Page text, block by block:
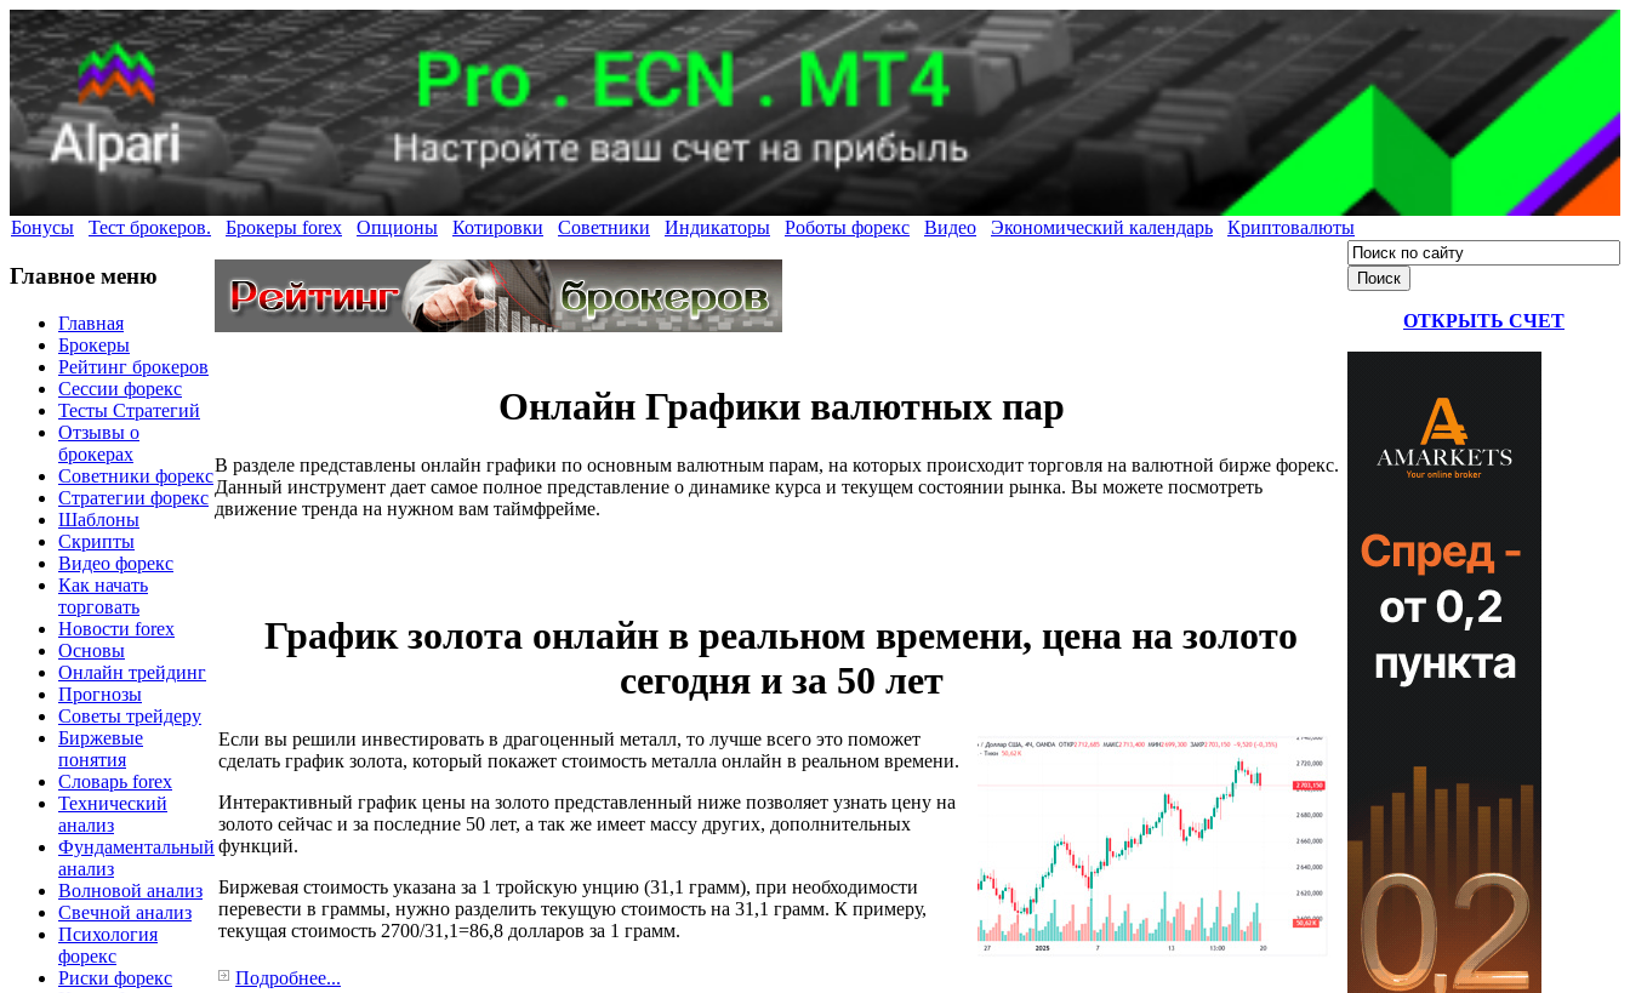
Бонусы Тест брокеров. Брокеры forex Опционы Котировки Советники Индикаторы Роботы форекс Видео Экономический календарь Криптовалюты
Главное меню
Главная
Брокеры
Рейтинг брокеров
Сессии форекс
Тесты Стратегий
Отзывы о
брокерах
Советники форекс
Стратегии форекс
Шаблоны
Скрипты
Видео форекс
Как начать
торговать
Новости forex
Основы
Онлайн трейдинг
Прогнозы
Советы трейдеру
Биржевые
понятия
Словарь forex
Технический
анализ
Фундаментальный
анализ
Волновой анализ
Свечной анализ
Психология
форекс
Риски форекс
Онлайн Графики валютных пар
В разделе представлены онлайн графики по основным валютным парам, на которых происходит торговля на валютной бирже форекс.
Данный инструмент дает самое полное представление о динамике курса и текущем состоянии рынка. Вы можете посмотреть
движение тренда на нужном вам таймфрейме.
График золота онлайн в реальном времени, цена на золото
сегодня и за 50 лет
Если вы решили инвестировать в драгоценный металл, то лучше всего это поможет
сделать график золота, который покажет стоимость металла онлайн в реальном времени.
Интерактивный график цены на золото представленный ниже позволяет узнать цену на
золото сейчас и за последние 50 лет, а так же имеет массу других, дополнительных
функций.
Биржевая стоимость указана за 1 тройскую унцию (31,1 грамм), при необходимости
перевести в граммы, нужно разделить текущую стоимость на 31,1 грамм. К примеру,
текущая стоимость 2700/31,1=86,8 долларов за 1 грамм.
Подробнее...
ОТКРЫТЬ СЧЕТ